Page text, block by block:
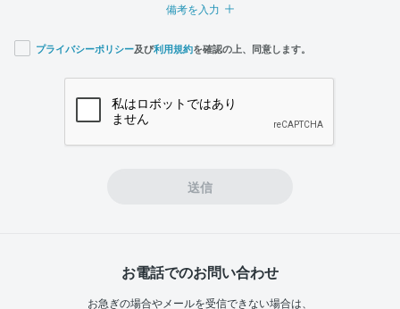
備考を入力
プライバシーポリシー及び利用規約を確認の上、同意します。
送信
お電話でのお問い合わせ
お急ぎの場合やメールを受信できない場合は、